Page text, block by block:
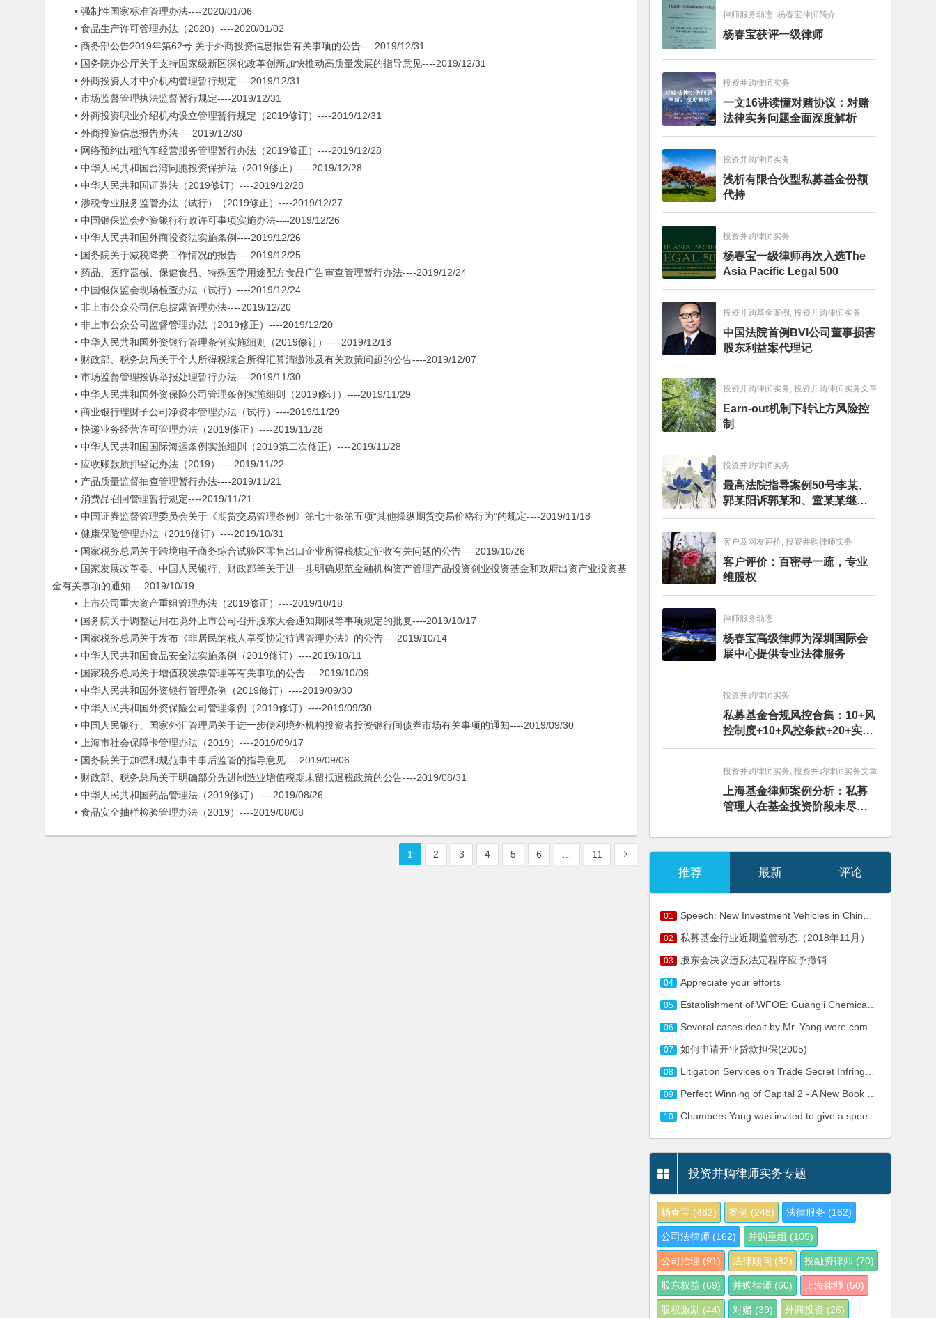
• 强制性国家标准管理办法----2020/01/06
• 食品生产许可管理办法（2020）----2020/01/02
• 商务部公告2019年第62号 关于外商投资信息报告有关事项的公告----2019/12/31
• 国务院办公厅关于支持国家级新区深化改革创新加快推动高质量发展的指导意见----2019/12/31
• 外商投资人才中介机构管理暂行规定----2019/12/31
• 市场监督管理执法监督暂行规定----2019/12/31
• 外商投资职业介绍机构设立管理暂行规定（2019修订）----2019/12/31
• 外商投资信息报告办法----2019/12/30
• 网络预约出租汽车经营服务管理暂行办法（2019修正）----2019/12/28
• 中华人民共和国台湾同胞投资保护法（2019修正）----2019/12/28
• 中华人民共和国证券法（2019修订）----2019/12/28
• 涉税专业服务监管办法（试行）（2019修正）----2019/12/27
• 中国银保监会外资银行行政许可事项实施办法----2019/12/26
• 中华人民共和国外商投资法实施条例----2019/12/26
• 国务院关于减税降费工作情况的报告----2019/12/25
• 药品、医疗器械、保健食品、特殊医学用途配方食品广告审查管理暂行办法----2019/12/24
• 中国银保监会现场检查办法（试行）----2019/12/24
• 非上市公众公司信息披露管理办法----2019/12/20
• 非上市公众公司监督管理办法（2019修正）----2019/12/20
• 中华人民共和国外资银行管理条例实施细则（2019修订）----2019/12/18
• 财政部、税务总局关于个人所得税综合所得汇算清缴涉及有关政策问题的公告----2019/12/07
• 市场监督管理投诉举报处理暂行办法----2019/11/30
• 中华人民共和国外资保险公司管理条例实施细则（2019修订）----2019/11/29
• 商业银行理财子公司净资本管理办法（试行）----2019/11/29
• 快递业务经营许可管理办法（2019修正）----2019/11/28
• 中华人民共和国国际海运条例实施细则（2019第二次修正）----2019/11/28
• 应收账款质押登记办法（2019）----2019/11/22
• 产品质量监督抽查管理暂行办法----2019/11/21
• 消费品召回管理暂行规定----2019/11/21
• 中国证券监督管理委员会关于《期货交易管理条例》第七十条第五项“其他操纵期货交易价格行为”的规定----2019/11/18
• 健康保险管理办法（2019修订）----2019/10/31
• 国家税务总局关于跨境电子商务综合试验区零售出口企业所得税核定征收有关问题的公告----2019/10/26
• 国家发展改革委、中国人民银行、财政部等关于进一步明确规范金融机构资产管理产品投资创业投资基金和政府出资产业投资基
金有关事项的通知----2019/10/19
• 上市公司重大资产重组管理办法（2019修正）----2019/10/18
• 国务院关于调整适用在境外上市公司召开股东大会通知期限等事项规定的批复----2019/10/17
• 国家税务总局关于发布《非居民纳税人享受协定待遇管理办法》的公告----2019/10/14
• 中华人民共和国食品安全法实施条例（2019修订）----2019/10/11
• 国家税务总局关于增值税发票管理等有关事项的公告----2019/10/09
• 中华人民共和国外资银行管理条例（2019修订）----2019/09/30
• 中华人民共和国外资保险公司管理条例（2019修订）----2019/09/30
• 中国人民银行、国家外汇管理局关于进一步便利境外机构投资者投资银行间债券市场有关事项的通知----2019/09/30
• 上海市社会保障卡管理办法（2019）----2019/09/17
• 国务院关于加强和规范事中事后监管的指导意见----2019/09/06
• 财政部、税务总局关于明确部分先进制造业增值税期末留抵退税政策的公告----2019/08/31
• 中华人民共和国药品管理法（2019修订）----2019/08/26
• 食品安全抽样检验管理办法（2019）----2019/08/08
1 2 3 4 5 6 11
律师服务动态, 杨春宝律师简介
杨春宝获评一级律师
投资并购律师实务
一文16讲读懂对赌协议：对赌
法律实务问题全面深度解析
投资并购律师实务
浅析有限合伙型私募基金份额
代持
投资并购律师实务
杨春宝一级律师再次入选The
Asia Pacific Legal 500
投资并购基金案例, 投资并购律师实务
中国法院首例BVI公司董事损害
股东利益案代理记
投资并购律师实务, 投资并购律师实务文章
Earn-out机制下转让方风险控
制
投资并购律师实务
最高法院指导案例50号李某、
郭某阳诉郭某和、童某某继承
纠纷案
客户及网友评价, 投资并购律师实务
客户评价：百密寻一疏，专业
维股权
律师服务动态
杨春宝高级律师为深圳国际会
展中心提供专业法律服务
投资并购律师实务
私募基金合规风控合集：10+风
控制度+10+风控条款+20+实务
文章+每月动态
投资并购律师实务, 投资并购律师实务文章
上海基金律师案例分析：私募
管理人在基金投资阶段未尽勤
推荐 最新 评论
01 Speech: New Investment Vehicles in China (2007)
02 私募基金行业近期监管动态（2018年11月）
03 股东会决议违反法定程序应予撤销
04 Appreciate your efforts
05 Establishment of WFOE: Guangli Chemical (Shanghai) Co., Ltd.
06 Several cases dealt by Mr. Yang were commented in Asialaw Profiles 2006
07 如何申请开业贷款担保(2005)
08 Litigation Services on Trade Secret Infringement
09 Perfect Winning of Capital 2 - A New Book Written by Mr. Chambers Yang and Mr. Jason Wang Has Been Published
10 Chambers Yang was invited to give a speech at the China Food & Drinks Retail & Distribution Conference
投资并购律师实务专题
杨春宝 (482) 案例 (248) 法律服务 (162)
公司法律师 (162) 并购重组 (105)
公司治理 (91) 法律顾问 (82) 投融资律师 (70)
股东权益 (69) 并购律师 (60) 上海律师 (50)
股权激励 (44) 对赌 (39) 外商投资 (26)